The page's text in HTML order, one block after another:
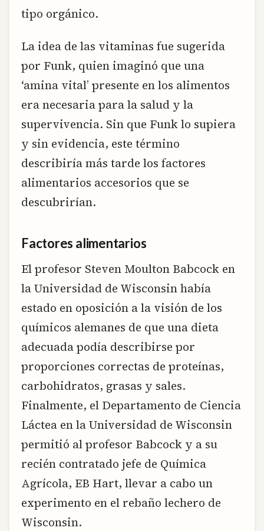
tipo orgánico.
La idea de las vitaminas fue sugerida
por Funk, quien imaginó que una
‘amina vital’ presente en los alimentos
era necesaria para la salud y la
supervivencia. Sin que Funk lo supiera
y sin evidencia, este término
describiría más tarde los factores
alimentarios accesorios que se
descubrirían.
Factores alimentarios
El profesor Steven Moulton Babcock en
la Universidad de Wisconsin había
estado en oposición a la visión de los
químicos alemanes de que una dieta
adecuada podía describirse por
proporciones correctas de proteínas,
carbohidratos, grasas y sales.
Finalmente, el Departamento de Ciencia
Láctea en la Universidad de Wisconsin
permitió al profesor Babcock y a su
recién contratado jefe de Química
Agrícola, EB Hart, llevar a cabo un
experimento en el rebaño lechero de
Wisconsin.